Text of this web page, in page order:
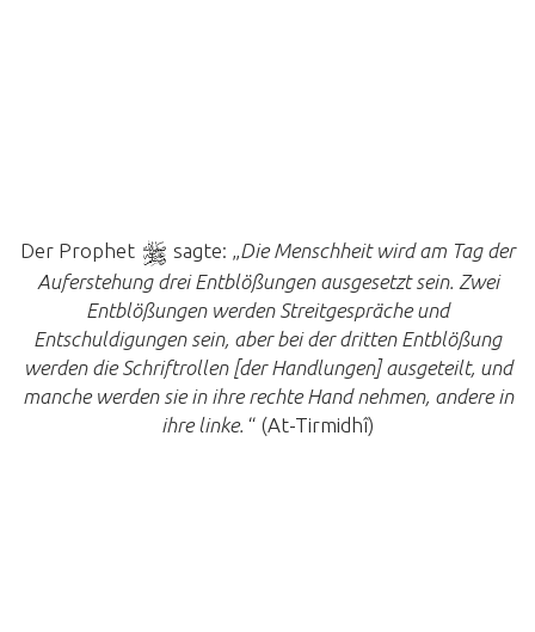
Der Prophet sagte: „Die Menschheit wird am Tag der
Auferstehung drei Entblößungen ausgesetzt sein. Zwei
Entblößungen werden Streitgespräche und
Entschuldigungen sein, aber bei der dritten Entblößung
werden die Schriftrollen [der Handlungen] ausgeteilt, und
manche werden sie in ihre rechte Hand nehmen, andere in
ihre linke. “ (At-Tirmidhî)